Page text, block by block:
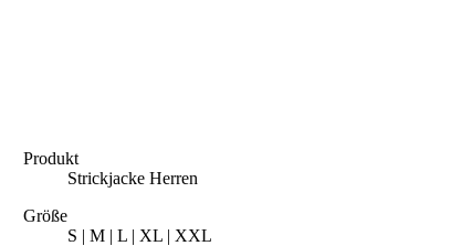
Produkt
Strickjacke Herren
Größe
S | M | L | XL | XXL